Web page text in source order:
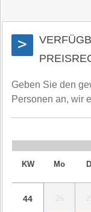
>
Geben Sie den
Personen an, wir
KW Mo
44 26 27